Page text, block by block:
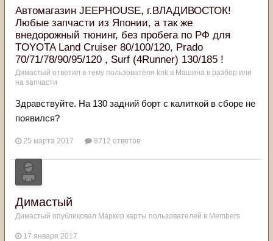
Автомагазин JEEPHOUSE, г.ВЛАДИВОСТОК!
Любые запчасти из Японии, а так же
внедорожный тюнинг, без пробега по РФ для
TOYOTA Land Cruiser 80/100/120, Prado
70/71/78/90/95/120 , Surf (4Runner) 130/185 !
Димастый ответил в тему пользователя knk в Машина в разбор или
на запчасти
Здравствуйте. На 130 задний борт с калиткой в сборе не
появился?
25 марта 2017 8712 ответов
Димастый
Димастый опубликовал Маркер карты пользователей в Members
17 января 2017